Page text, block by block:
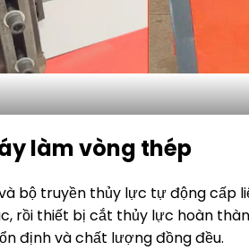
làm vòng thép
bộ truyền thủy lực tự động
rồi thiết bị cắt thủy lực hoàn
định và chất lượng đồng đều.